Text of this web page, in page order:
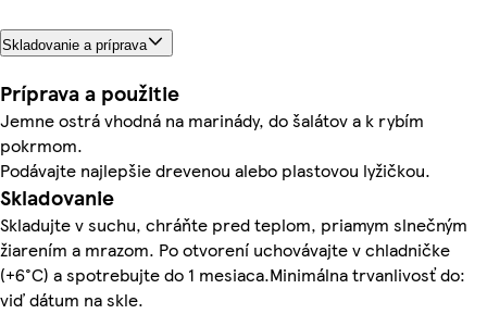
Skladovanie a príprava
Príprava a použitie
Jemne ostrá vhodná na marinády, do šalátov a k rybím
pokrmom.
Podávajte najlepšie drevenou alebo plastovou lyžičkou.
Skladovanie
Skladujte v suchu, chráňte pred teplom, priamym slnečným
žiarením a mrazom. Po otvorení uchovávajte v chladničke
(+6°C) a spotrebujte do 1 mesiaca.Minimálna trvanlivosť do:
viď dátum na skle.